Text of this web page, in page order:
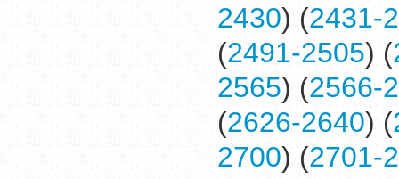
2430) (2431-
(2491-2505) (
2565) (2566-
(2626-2640) (
2700) (2701-